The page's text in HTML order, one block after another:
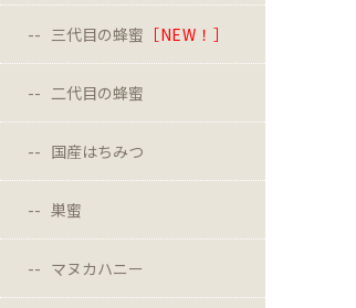
三代目の蜂蜜 ［NEW！］
二代目の蜂蜜
国産はちみつ
巣蜜
マヌカハニー